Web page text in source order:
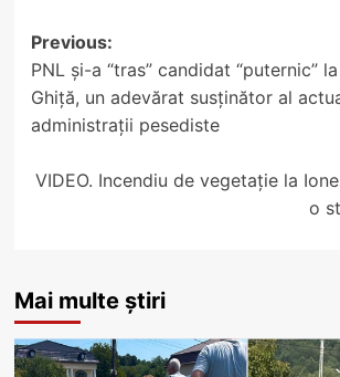
Post
navigation
Previous:
PNL și-a “tras” candidat “puternic”
Ghiță, un adevărat susținător al
administrații pesediste
VIDEO. Incendiu de vegetație la
o
Mai multe știri